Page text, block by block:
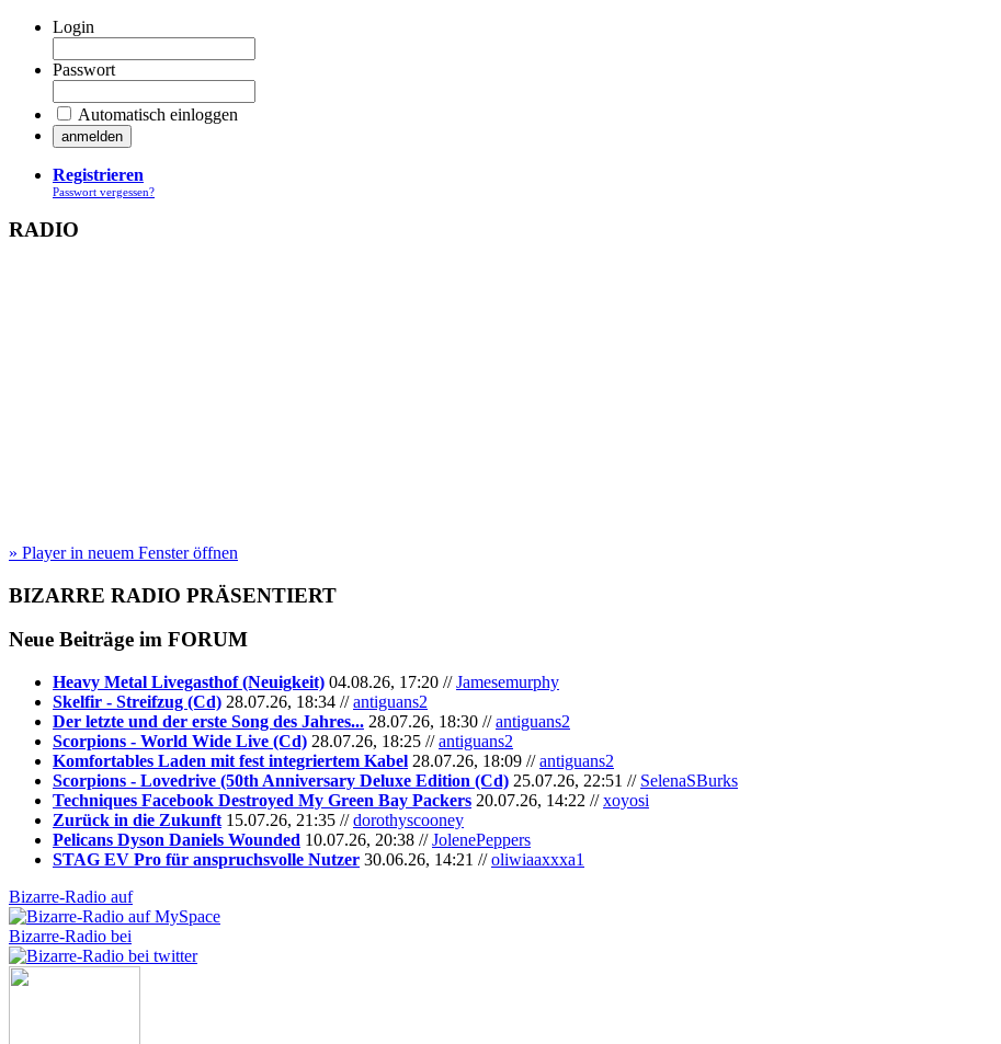
Login
Passwort
Automatisch einloggen
Registrieren
Passwort vergessen?
RADIO
» Player in neuem Fenster öffnen
BIZARRE RADIO PRÄSENTIERT
Neue Beiträge im FORUM
Heavy Metal Livegasthof (Neuigkeit) 04.08.26, 17:20 //Jamesemurphy
Skelfir - Streifzug (Cd) 28.07.26, 18:34 //antiguans2
Der letzte und der erste Song des Jahres... 28.07.26, 18:30 //antiguans2
Scorpions - World Wide Live (Cd) 28.07.26, 18:25 //antiguans2
Komfortables Laden mit fest integriertem Kabel 28.07.26, 18:09 //antiguans2
Scorpions - Lovedrive (50th Anniversary Deluxe Edition (Cd) 25.07.26, 22:51 // SelenaSBurks
Techniques Facebook Destroyed My Green Bay Packers 20.07.26, 14:22 //xoyosi
Zurück in die Zukunft 15.07.26, 21:35 //dorothyscooney
Pelicans Dyson Daniels Wounded 10.07.26, 20:38 //JolenePeppers
STAG EV Pro für anspruchsvolle Nutzer 30.06.26, 14:21 //oliwiaaxxxa1
Bizarre-Radio auf
Bizarre-Radio bei